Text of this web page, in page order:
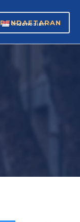
Indonesian ▼
PENDAFTARAN